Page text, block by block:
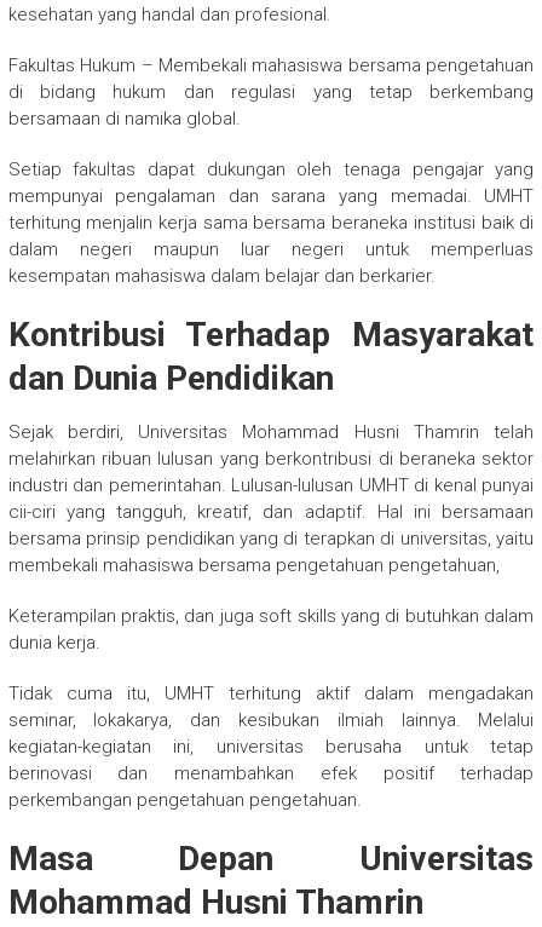
kesehatan yang handal dan profesional.
Fakultas Hukum – Membekali mahasiswa bersama pengetahuan
di bidang hukum dan regulasi yang tetap berkembang
bersamaan di namika global.
Setiap fakultas dapat dukungan oleh tenaga pengajar yang
mempunyai pengalaman dan sarana yang memadai. UMHT
terhitung menjalin kerja sama bersama beraneka institusi baik di
dalam negeri maupun luar negeri untuk memperluas
kesempatan mahasiswa dalam belajar dan berkarier.
Kontribusi Terhadap Masyarakat
dan Dunia Pendidikan
Sejak berdiri, Universitas Mohammad Husni Thamrin telah
melahirkan ribuan lulusan yang berkontribusi di beraneka sektor
industri dan pemerintahan. Lulusan-lulusan UMHT di kenal punyai
cii-ciri yang tangguh, kreatif, dan adaptif. Hal ini bersamaan
bersama prinsip pendidikan yang di terapkan di universitas, yaitu
membekali mahasiswa bersama pengetahuan pengetahuan,
Keterampilan praktis, dan juga soft skills yang di butuhkan dalam
dunia kerja.
Tidak cuma itu, UMHT terhitung aktif dalam mengadakan
seminar, lokakarya, dan kesibukan ilmiah lainnya. Melalui
kegiatan-kegiatan ini, universitas berusaha untuk tetap
berinovasi dan menambahkan efek positif terhadap
perkembangan pengetahuan pengetahuan.
Masa Depan Universitas
Mohammad Husni Thamrin